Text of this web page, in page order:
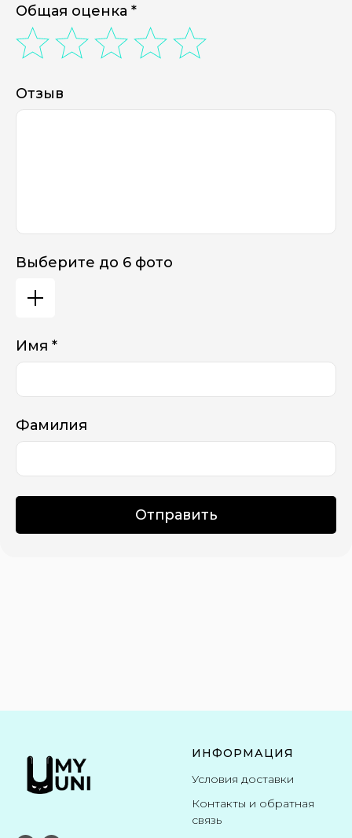
Общая оценка *
Отзыв
Выберите до 6 фото
Имя *
Фамилия
Отправить
ИНФОРМАЦИЯ
Условия доставки
Контакты и обратная
связь